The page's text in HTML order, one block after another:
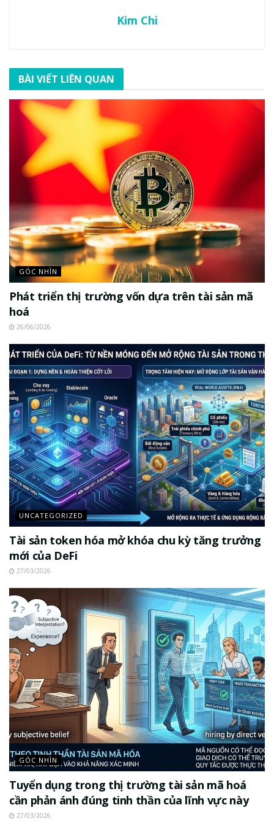
Kim Chi
BÀI VIẾT LIÊN QUAN
GÓC NHÌN
Phát triển thị trường vốn dựa trên tài sản mã
hoá
26/06/2026
UNCATEGORIZED
Tài sản token hóa mở khóa chu kỳ tăng trưởng
mới của DeFi
27/03/2026
GÓC NHÌN
Tuyển dụng trong thị trường tài sản mã hoá
cần phản ánh đúng tinh thần của lĩnh vực này
27/03/2026